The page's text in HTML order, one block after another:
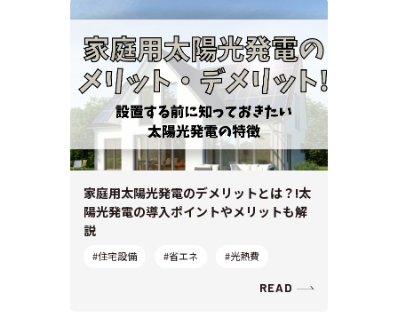
家庭用太陽光発電のデメリットとは？!太
陽光発電の導入ポイントやメリットも解
説
#住宅設備 #省エネ #光熱費
READ